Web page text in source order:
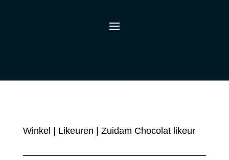
Winkel Likeuren | Zuidam Chocolat likeur